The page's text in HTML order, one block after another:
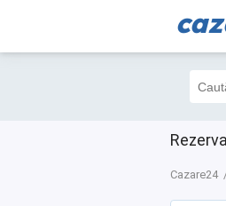
Cazare24